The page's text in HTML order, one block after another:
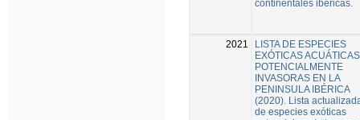
continentales ibéricas.
2021
LISTA DE ESPECIES
EXÓTICAS ACUÁTICAS
POTENCIALMENTE
INVASORAS EN LA
PENINSULA IBÉRICA
(2020). Lista
de especies exóticas